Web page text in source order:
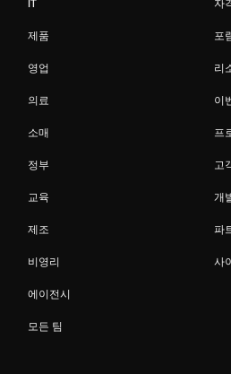
IT
제품
영업
의료
소매
정부
교육
제조
비영리
에이전시
모든 팀
자
포
리
이
프
고
개
파
사